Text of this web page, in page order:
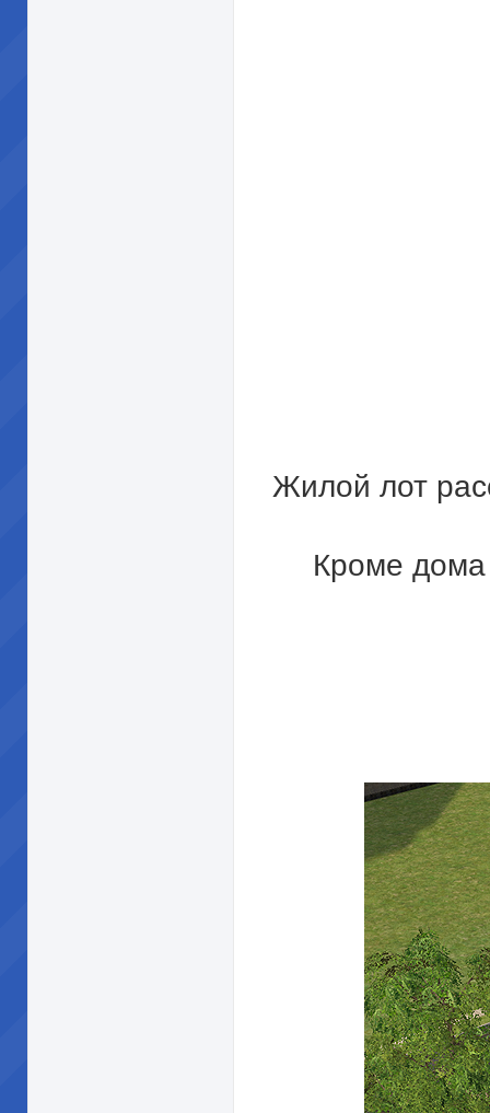
Жилой лот
Кроме дома